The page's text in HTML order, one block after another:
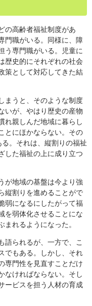
の高齢者福祉制度があ
門職がいる。同様に、障
う専門職がいる。児童に
歴史的にそれぞれの社会
策として対応してきた結
まうと、そのような制度
いが、やはり歴史の産物
れ親しんだ地域に暮らし
とにほかならない。その
。それは、縦割りの福祉
した福祉の上に成り立つ
が地域の基盤は今より強
縦割りを進めることがで
弱になるにしたがって福
を弱体化させることにな
れるようになった。
られるが、一方で、こ
でもある。しかし、それ
専門性を見直すことだけ
なければならない。そし
ービスを担う人材の育成